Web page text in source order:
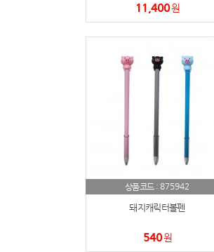
11,400원
상품코드 : 875942
돼지캐릭터볼펜
540원